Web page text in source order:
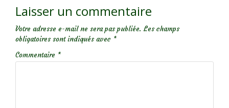
Laisser un commentaire
Votre adresse e-mail ne sera pas publiée. Les champs
obligatoires sont indiqués avec *
Commentaire *